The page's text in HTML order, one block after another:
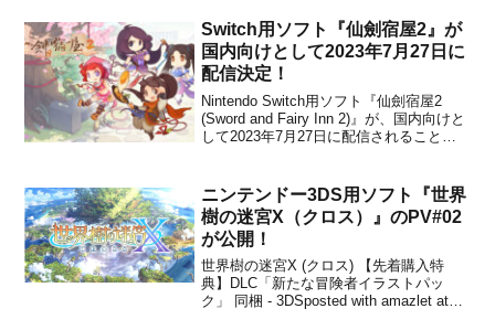
トピックスはこちら奇妙なホテルでオバ
ケ退治！ Ni...
Switch用ソフト『仙劍宿屋2』が
国内向けとして2023年7月27日に
配信決定！
Nintendo Switch用ソフト『仙劍宿屋2
(Sword and Fairy Inn 2)』が、国内向けと
して2023年7月27日に配信されることが
の世界からおなじみの面々が集まって宿
屋を経営...
ニンテンドー3DS用ソフト『世界
樹の迷宮X（クロス）』のPV#02
が公開！
世界樹の迷宮X (クロス) 【先着購入特
典】DLC「新たな冒険者イラストパッ
ク」 同梱 - 3DSposted with amazlet at